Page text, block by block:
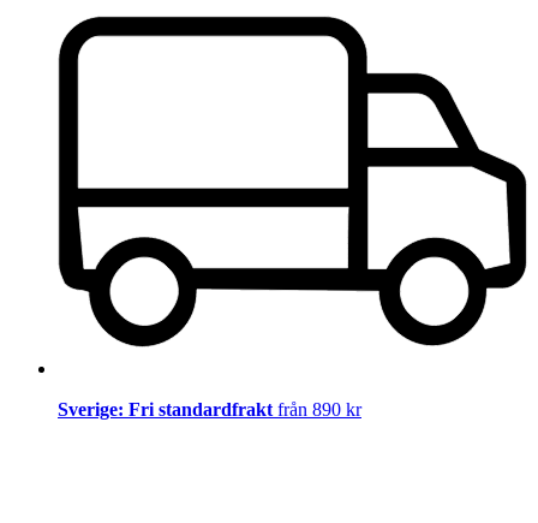
Sverige: Fri standardfrakt från 890 kr